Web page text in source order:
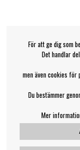
För att ge dig som
Det handlar
men även cookies
Du bestämmer
Mer